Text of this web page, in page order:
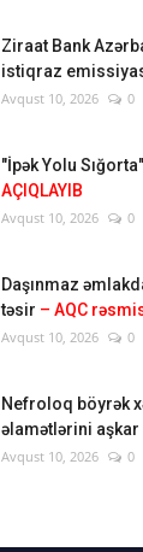
Ziraat Bank
istiqraz
Avqust 10, 2026 0
"İpək Yolu
AÇIQLAYIB
Avqust 10, 2026 0
Daşınmaz
təsir – AQC
Avqust 10, 2026 0
Nefroloq böyrək
əlamətlərini aşkar
Avqust 10, 2026 0